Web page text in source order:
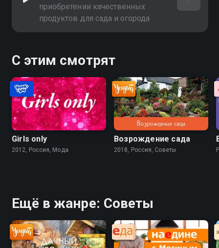
приобретении качественных
продуктов для сада и огорода
С этим смотрят
Girls only
2012, Россия, Мода
Возрождение сада
2018, Россия, Советы
Ещё в жанре: Советы